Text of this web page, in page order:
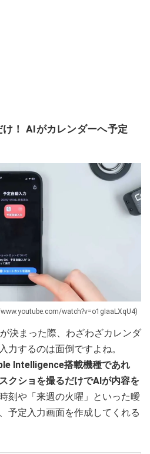
！ AIがカレンダーへ予定
watch?v=o1gIaaLXqU4)
決まった際、わざわざカレンダ
力するのは面倒ですよね。
Intelligence搭載機種であれ
クショを撮るだけでAIが内容を
刻や「来週の火曜」といった曖
予定入力画面を作成してくれる